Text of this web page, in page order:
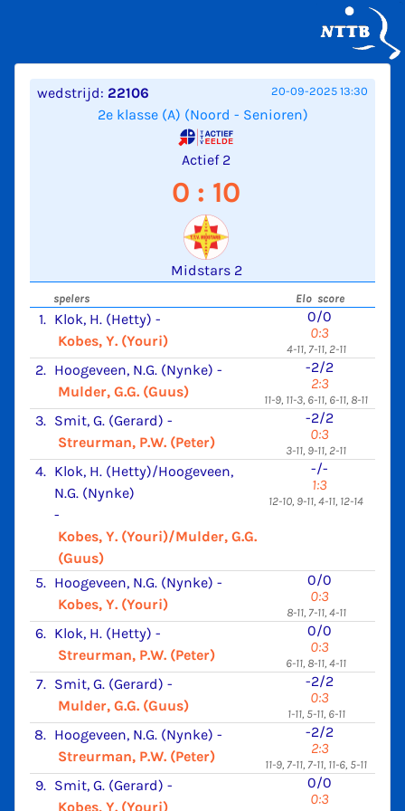
wedstrijd: 22106 20-09-2025 13:30
2e klasse (A) (Noord - Senioren)
Actief 2
0 : 10
Midstars 2
spelers Elo score
1. Klok, H. (Hetty) -
Kobes, Y. (Youri)
0/0
0:3
4-11, 7-11, 2-11
2. Hoogeveen, N.G. (Nynke) -
Mulder, G.G. (Guus)
-2/2
2:3
11-9, 11-3, 6-11, 6-11, 8-11
3. Smit, G. (Gerard) -
Streurman, P.W. (Peter)
-2/2
0:3
3-11, 9-11, 2-11
4. Klok, H. (Hetty)/Hoogeveen,
N.G. (Nynke)
-
Kobes, Y. (Youri)/Mulder, G.G.
(Guus)
-/-
1:3
12-10, 9-11, 4-11, 12-14
5. Hoogeveen, N.G. (Nynke) -
Kobes, Y. (Youri)
0/0
0:3
8-11, 7-11, 4-11
6. Klok, H. (Hetty) -
Streurman, P.W. (Peter)
0/0
0:3
6-11, 8-11, 4-11
7. Smit, G. (Gerard) -
Mulder, G.G. (Guus)
-2/2
0:3
1-11, 5-11, 6-11
8. Hoogeveen, N.G. (Nynke) -
Streurman, P.W. (Peter)
-2/2
2:3
11-9, 7-11, 7-11, 11-6, 5-11
9. Smit, G. (Gerard) -
Kobes, Y. (Youri)
0/0
0:3